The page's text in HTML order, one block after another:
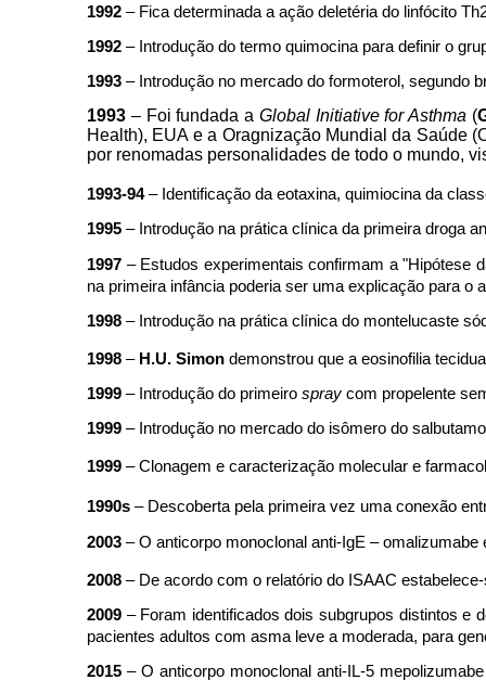
1992 – Fica determinada a ação deletéria do linfócito
1992 – Introdução do termo quimocina para definir o
1993 – Introdução no mercado do formoterol, segundo
1993 – Foi fundada a Global Initiative for Asthma (
Health), EUA e a Oragnização Mundial da Saúde
por renomadas personalidades de todo o mundo,
1993-94– Identificação da eotaxina, quimiocina da
1995 – Introdução na prática clínica da primeira droga
1997 – Estudos experimentais confirmam a "Hipótese
na primeira infância poderia ser uma explicação para o
1998 – Introdução na prática clínica do montelucaste
1998 – H.U. Simon demonstrou que a eosinofilia
1999 – Introdução do primeiro spray com propelente
1999 – Introdução no mercado do isômero do
1999 – Clonagem e caracterização molecular e
1990s – Descoberta pela primeira vez uma conexão
2003 – O anticorpo monoclonal anti-IgE –
2008 – De acordo com o relatório do ISAAC
2009 – Foram identificados dois subgrupos distintos e
pacientes adultos com asma leve a moderada, para
2015 – O anticorpo monoclonal anti-IL-5